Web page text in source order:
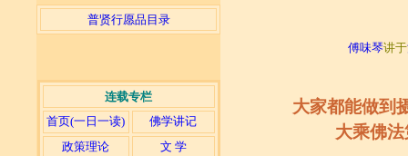
普贤行愿品目录
连载专栏
首页(一日一读)
佛学讲记
政策理论
文 学
傅味琴讲于
大家都能做到
大乘佛